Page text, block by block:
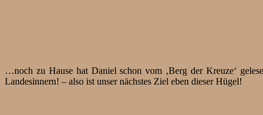
…noch zu Hause hat Daniel schon vom ‚Berg der Kreuze‘
Landesinnern! – also ist unser nächstes Ziel eben dieser Hügel!